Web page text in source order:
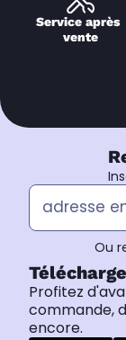
Service après
vente
Ou
Profitez
commande,
encore.